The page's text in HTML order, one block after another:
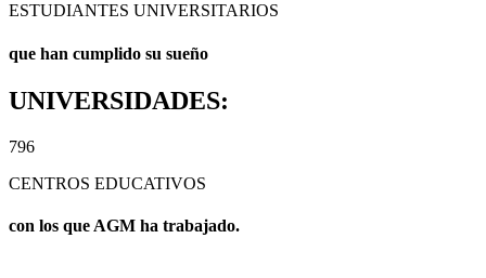
ESTUDIANTES UNIVERSITARIOS
que han cumplido su sueño
UNIVERSIDADES:
796
CENTROS EDUCATIVOS
con los que AGM ha trabajado.